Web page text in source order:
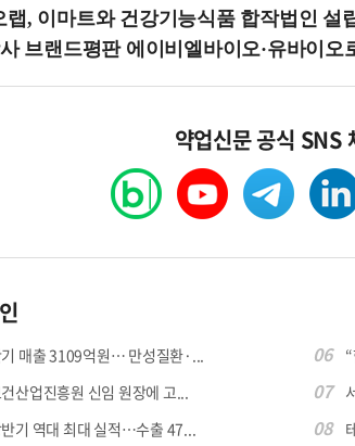
랩, 이마트와 건강기능식품 합작법인 설
브랜드평판 에이비엘바이오·유바이오
약업신문 공식 SNS
매출 3109억원… 만성질환·...
산업진흥원 신임 원장에 고...
기 역대 최대 실적…수출 47...
06
07
08